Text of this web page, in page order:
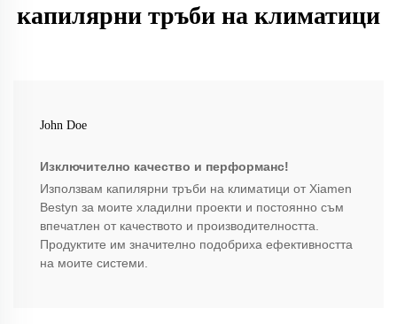
капилярни тръби на климатици
John Doe
Изключително качество и перформанс!
Използвам капилярни тръби на климатици от Xiamen
Bestyn за моите хладилни проекти и постоянно съм
впечатлен от качеството и производителността.
Продуктите им значително подобриха ефективността
на моите системи.